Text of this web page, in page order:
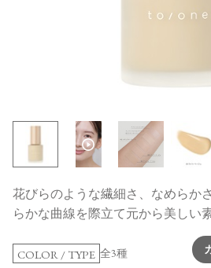
花びらのような繊細さ、なめらか
らかな曲線を際立て元から美しい
COLOR / TYPE 全3種